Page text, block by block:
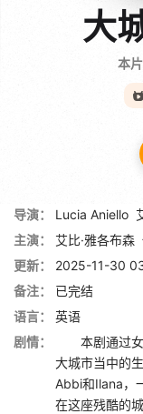
大
本
导演： Lucia Aniello
主演：
艾比·雅各布森
更新：
2025-11-30
备注：
已完结
语言：
英语
剧情：
本剧通过女
大城市当中的
Abbi和Ilana，
在这座残酷的